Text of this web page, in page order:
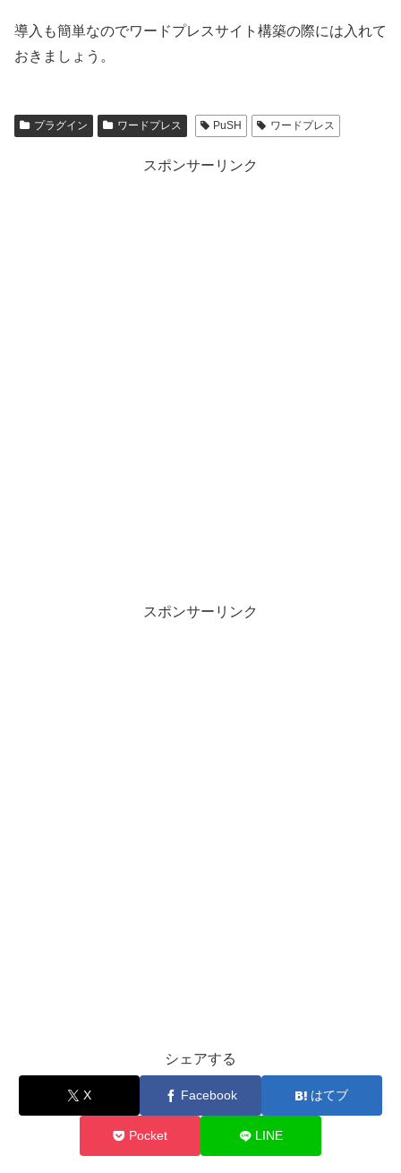
導入も簡単なのでワードプレスサイト構築の際には入れて
おきましょう。
プラグイン ワードプレス PuSH ワードプレス
スポンサーリンク
スポンサーリンク
シェアする
X Facebook はてブ
Pocket LINE